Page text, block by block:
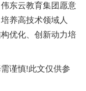
东云教育集团愿意
养高技术领域人
优化、创新动力培
谨慎!此文仅供参